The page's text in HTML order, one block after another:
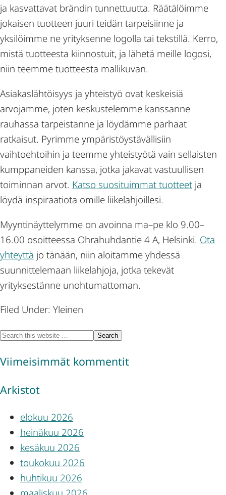
ja kasvattavat brändin tunnettuutta. Räätälöimme
jokaisen tuotteen juuri teidän tarpeisiinne ja
yksilöimme ne yrityksenne logolla tai tekstillä. Kerro,
mistä tuotteesta kiinnostuit, ja lähetä meille logosi,
niin teemme tuotteesta mallikuvan.
Asiakaslähtöisyys ja yhteistyö ovat keskeisiä
arvojamme, joten keskustelemme kanssanne
rauhassa tarpeistanne ja löydämme parhaat
ratkaisut. Pyrimme ympäristöystävällisiin
vaihtoehtoihin ja teemme yhteistyötä vain sellaisten
kumppaneiden kanssa, jotka jakavat vastuullisen
toiminnan arvot. Katso suosituimmat tuotteet ja
löydä inspiraatiota omille liikelahjoillesi.
Myyntinäyttelymme on avoinna ma–pe klo 9.00–
16.00 osoitteessa Ohrahuhdantie 4 A, Helsinki. Ota
yhteyttä jo tänään, niin aloitamme yhdessä
suunnittelemaan liikelahjoja, jotka tekevät
yrityksestänne unohtumattoman.
Filed Under: Yleinen
Viimeisimmät kommentit
Arkistot
elokuu 2026
heinäkuu 2026
kesäkuu 2026
toukokuu 2026
huhtikuu 2026